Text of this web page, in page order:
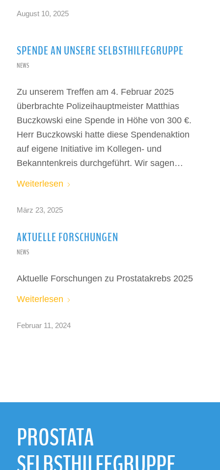
August 10, 2025
SPENDE AN UNSERE SELBSTHILFEGRUPPE
NEWS
Zu unserem Treffen am 4. Februar 2025
überbrachte Polizeihauptmeister Matthias
Buczkowski eine Spende in Höhe von 300 €.
Herr Buczkowski hatte diese Spendenaktion
auf eigene Initiative im Kollegen- und
Bekanntenkreis durchgeführt. Wir sagen…
Weiterlesen
März 23, 2025
AKTUELLE FORSCHUNGEN
NEWS
Aktuelle Forschungen zu Prostatakrebs 2025
Weiterlesen
Februar 11, 2024
PROSTATA